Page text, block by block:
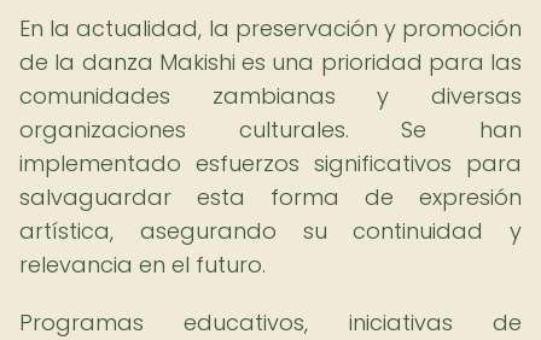
En la actualidad, la preservación y promoción
de la danza Makishi es una prioridad para las
comunidades zambianas y diversas
organizaciones culturales. Se han
implementado esfuerzos significativos para
salvaguardar esta forma de expresión
artística, asegurando su continuidad y
relevancia en el futuro.
Programas educativos, iniciativas de